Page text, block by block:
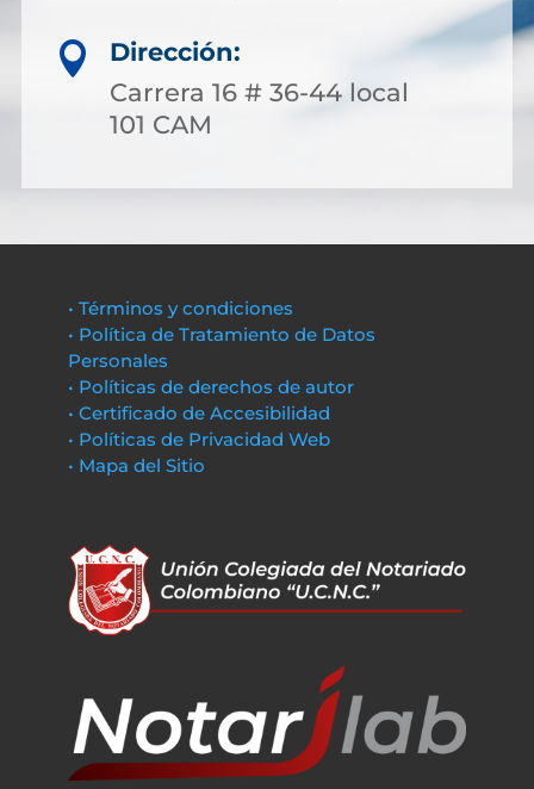

Dirección:
Carrera 16 # 36-44 local
101 CAM
• Términos y condiciones
• Política de Tratamiento de Datos
Personales
• Políticas de derechos de autor
• Certificado de Accesibilidad
• Políticas de Privacidad Web
• Mapa del Sitio